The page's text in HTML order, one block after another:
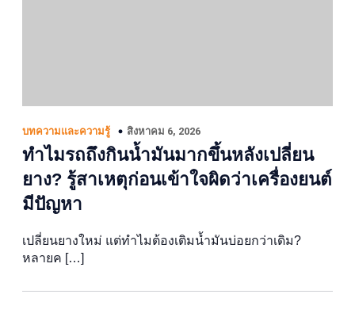
บทความและความรู้ สิงหาคม 6, 2026
ทำไมรถถึงกินน้ำมันมากขึ้นหลังเปลี่ยน
ยาง? รู้สาเหตุก่อนเข้าใจผิดว่าเครื่องยนต์
มีปัญหา
เปลี่ยนยางใหม่ แต่ทำไมต้องเติมน้ำมันบ่อยกว่าเดิม?
หลายค […]